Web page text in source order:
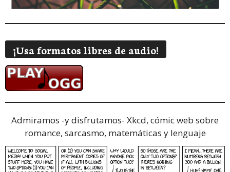
¡Usa formatos libres de audio!
Admiramos -y disfrutamos- Xkcd, cómic web sobre
romance, sarcasmo, matemáticas y lenguaje